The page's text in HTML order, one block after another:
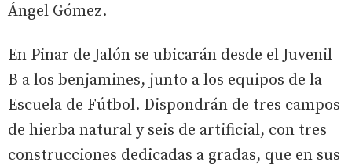
Ángel Gómez.
En Pinar de Jalón se ubicarán desde el Juvenil
B a los benjamines, junto a los equipos de la
Escuela de Fútbol. Dispondrán de tres campos
de hierba natural y seis de artificial, con tres
construcciones dedicadas a gradas, que en sus